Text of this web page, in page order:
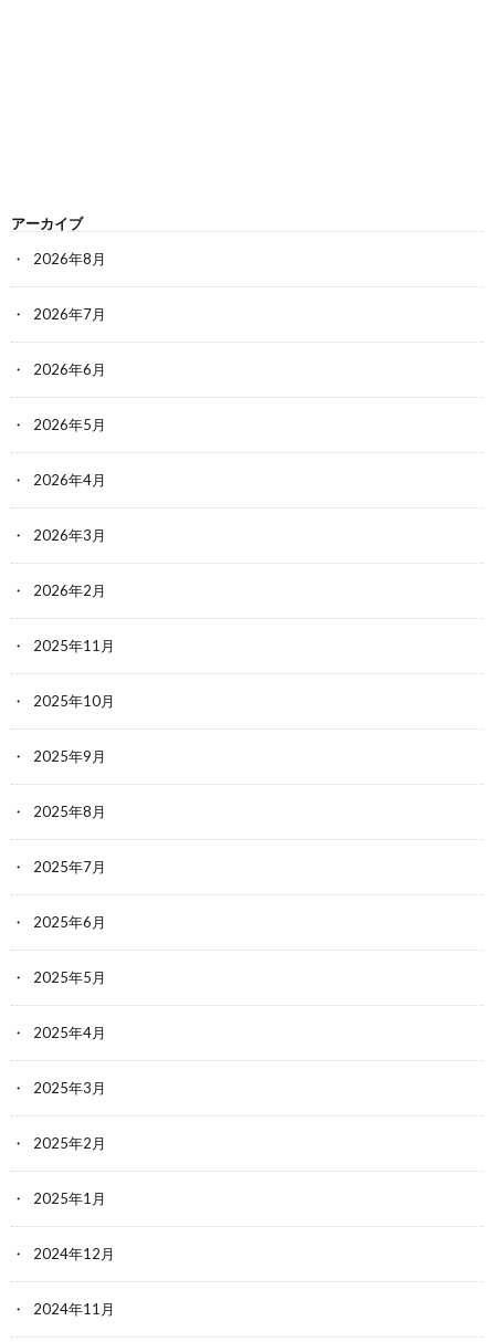
アーカイブ
2026年8月
2026年7月
2026年6月
2026年5月
2026年4月
2026年3月
2026年2月
2025年11月
2025年10月
2025年9月
2025年8月
2025年7月
2025年6月
2025年5月
2025年4月
2025年3月
2025年2月
2025年1月
2024年12月
2024年11月